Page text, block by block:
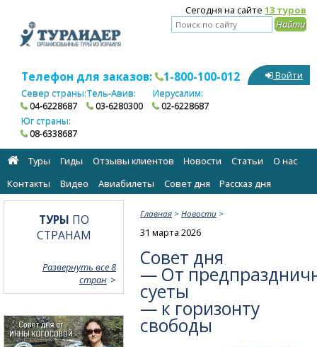
Сегодня на сайте 13 туров
Телефон для заказов: 1-800-100-012
Север страны:
04-6228687
Тель-Авив:
03-6280300
Иерусалим:
02-6228687
Юг страны:
08-6338687
Войти
Туры Гиды Отзывы клиентов Новости Статьи
О нас
Контакты
Видео Авиабилеты Cовет дня Рассказ дня
Главная >Новости >
31 марта 2026
Совет дня
— От
суеты
— к горизонту
свободы
ТУРЫ ПО
СТРАНАМ
Развернуть все 8
стран